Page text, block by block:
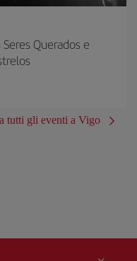
Querados e
tutti gli eventi a Vigo